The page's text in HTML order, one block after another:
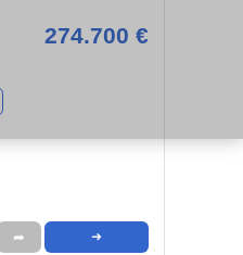
274.700 €
➦ ➜